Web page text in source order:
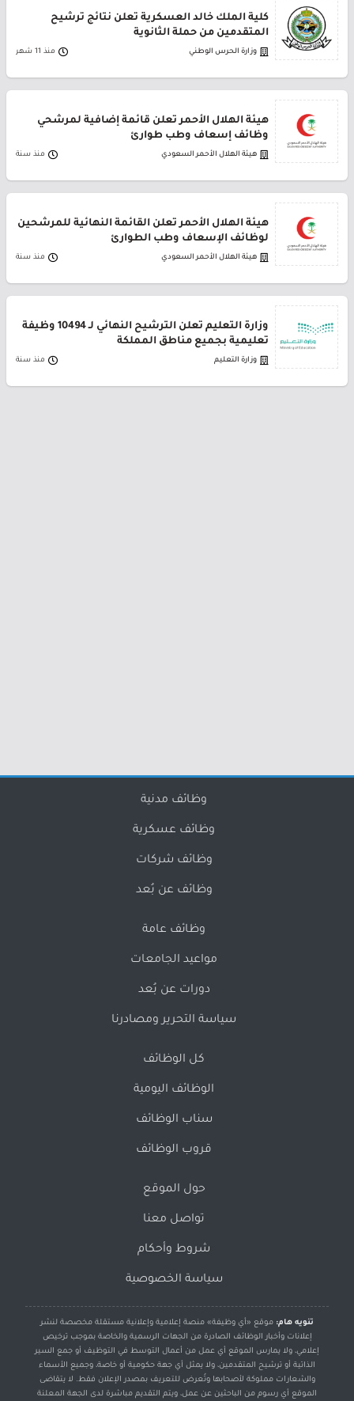
كلية الملك خالد العسكرية تعلن نتائج ترشيح
المتقدمين من حملة الثانوية
وزارة الحرس الوطني منذ 11 شهر
هيئة الهلال الأحمر تعلن قائمة إضافية لمرشحي
وظائف إسعاف وطب طوارئ
هيئة الهلال الأحمر السعودي منذ سنة
هيئة الهلال الأحمر تعلن القائمة النهائية للمرشحين
لوظائف الإسعاف وطب الطوارئ
هيئة الهلال الأحمر السعودي منذ سنة
وزارة التعليم تعلن الترشيح النهائي لـ 10494 وظيفة
تعليمية بجميع مناطق المملكة
وزارة التعليم منذ سنة
وظائف مدنية
وظائف عسكرية
وظائف شركات
وظائف عن بُعد
وظائف عامة
مواعيد الجامعات
دورات عن بُعد
سياسة التحرير ومصادرنا
كل الوظائف
الوظائف اليومية
سناب الوظائف
قروب الوظائف
حول الموقع
تواصل معنا
شروط وأحكام
سياسة الخصوصية
تنويه هام: موقع «أي وظيفة» منصة إعلامية وإعلانية مستقلة مخصصة لنشر
إعلانات وأخبار الوظائف الصادرة من الجهات الرسمية والخاصة بموجب ترخيص
إعلامي، ولا يمارس الموقع أي عمل من أعمال التوسط في التوظيف أو جمع السير
الذاتية أو ترشيح المتقدمين، ولا يمثل أي جهة حكومية أو خاصة، وجميع الأسماء
والشعارات مملوكة لأصحابها وتُعرض للتعريف بمصدر الإعلان فقط. لا يتقاضى
الموقع أي رسوم من الباحثين عن عمل، ويتم التقديم مباشرة لدى الجهة المعلنة